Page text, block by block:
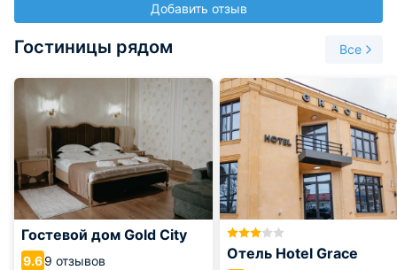
Добавить отзыв
Гостиницы рядом Все
Гостевой дом Gold City
9.69 отзывов
Отель Hotel Grace